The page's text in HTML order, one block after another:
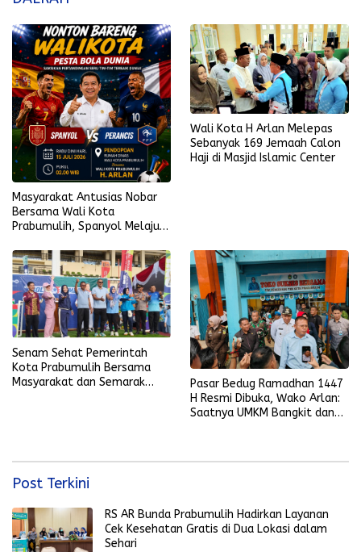
Masyarakat Antusias Nobar
Bersama Wali Kota
Prabumulih, Spanyol Melaju
Wali Kota H Arlan Melepas
Sebanyak 169 Jemaah Calon
Haji di Masjid Islamic Center
Senam Sehat Pemerintah
Kota Prabumulih Bersama
Masyarakat dan Semarak
Pasar Bedug Ramadhan 1447
H Resmi Dibuka, Wako Arlan:
Saatnya UMKM Bangkit dan
Post Terkini
RS AR Bunda Prabumulih Hadirkan Layanan
Cek Kesehatan Gratis di Dua Lokasi dalam
Sehari